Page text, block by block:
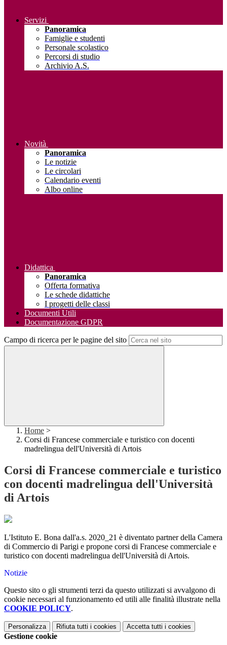
Servizi
Panoramica
Famiglie e studenti
Personale scolastico
Percorsi di studio
Archivio A.S.
Novità
Panoramica
Le notizie
Le circolari
Calendario eventi
Albo online
Didattica
Panoramica
Offerta formativa
Le schede didattiche
I progetti delle classi
Documenti Utili
Documentazione GDPR
Campo di ricerca per le pagine del sito
Home >
Corsi di Francese commerciale e turistico con docenti
madrelingua dell'Università di Artois
Corsi di Francese commerciale e turistico
con docenti madrelingua dell'Università
di Artois
L'Istituto E. Bona dall'a.s. 2020_21 è diventato partner della Camera
di Commercio di Parigi e propone corsi di Francese commerciale e
turistico con docenti madrelingua dell'Università di Artois.
Notizie
Questo sito o gli strumenti terzi da questo utilizzati si avvalgono di
cookie necessari al funzionamento ed utili alle finalità illustrate nella
COOKIE POLICY.
Personalizza Rifiuta tutti i cookies Accetta tutti i cookies
Gestione cookie